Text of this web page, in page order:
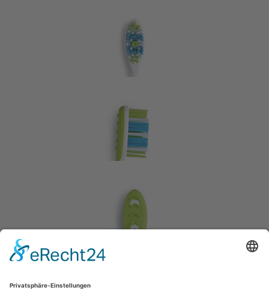
Zurück zur Übersicht